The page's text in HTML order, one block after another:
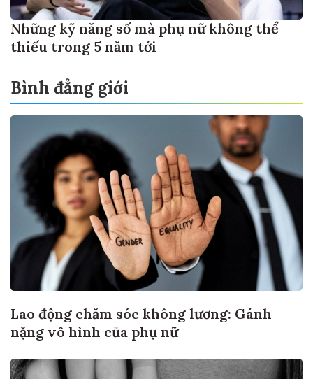
Những kỹ năng số mà phụ nữ không thể
thiếu trong 5 năm tới
Bình đẳng giới
Lao động chăm sóc không lương: Gánh
nặng vô hình của phụ nữ